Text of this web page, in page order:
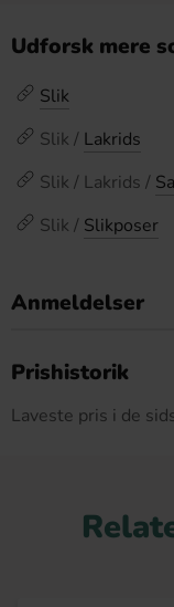
Udforsk mere
Slik
Slik / Lakrids
Slik / Lakrids /
Slik / Slikposer
Anmeldelser
Prishistorik
Laveste pris i de